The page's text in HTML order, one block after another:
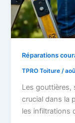
Réparations
TPRO Toiture/
Les gouttières,
crucial dans la
les infiltrations